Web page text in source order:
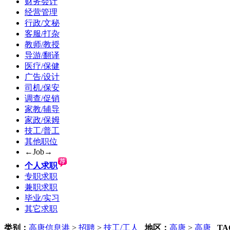
经营管理
行政/文秘
客服/打杂
教师/教授
导游/翻译
医疗/保健
广告/设计
司机/保安
调查/促销
家教/辅导
家政/保姆
技工/普工
其他职位
←Job→
个人求职
专职求职
兼职求职
毕业/实习
其它求职
类别： 高唐信息港 > 招聘 > 技工/工人 地区： 高唐 > 高唐